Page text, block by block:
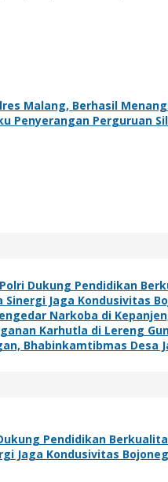
Malang, Berhasil
Penyerangan Perguruan
Dukung Pendidikan
Sinergi Jaga Kondusivitas
Narkoba di
Karhutla di Lereng
Bhabinkamtibmas Desa
Pendidikan
Jaga Kondusivitas